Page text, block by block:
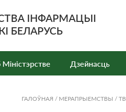
ІНФАРМАЦЫІ
БЕЛАРУСЬ
Мiнiстэрстве Дзейнасць
ГАЛОЎНАЯ / МЕРАПРЫЕМСТВЫ /